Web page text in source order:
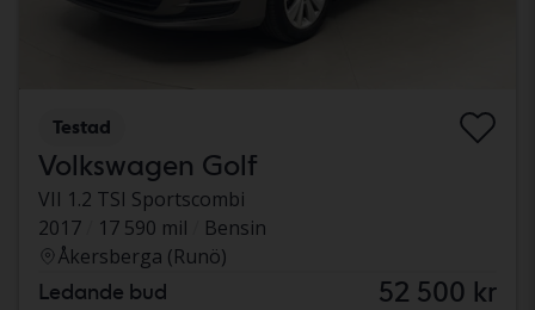
Testad
Volkswagen Golf
VII 1.2 TSI Sportscombi
2017
17 590 mil
Bensin
Åkersberga (Runö)
Ledande bud 52 500 kr